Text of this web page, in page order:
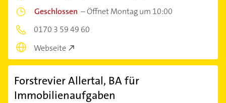
Geschlossen –Öffnet Montag um 10:00
0170 3 59 49 60
Webseite
Forstrevier Allertal, BA für
Immobilienaufgaben